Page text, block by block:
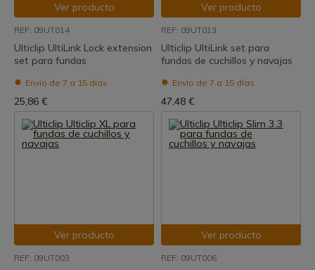
Ver producto
REF: 09UT014
Ulticlip UltiLink Lock extension
set para fundas
Envío de 7 a 15 días
25,86 €
Ver producto
REF: 09UT013
Ulticlip UltiLink set para
fundas de cuchillos y navajas
Envío de 7 a 15 días
47,48 €
Ver producto
REF: 09UT003
Ver producto
REF: 09UT006